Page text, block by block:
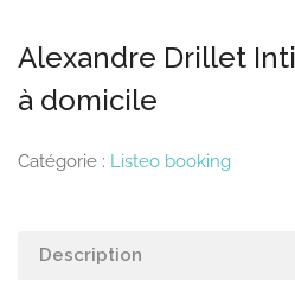
Alexandre Drillet
à domicile
Catégorie : Listeo booking
Description